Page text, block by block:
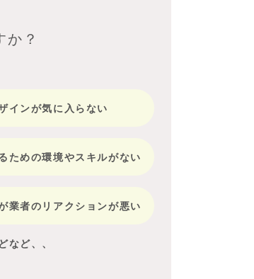
か？
インが気に入らない
ための環境やスキルがない
業者のリアクションが悪い
など、、